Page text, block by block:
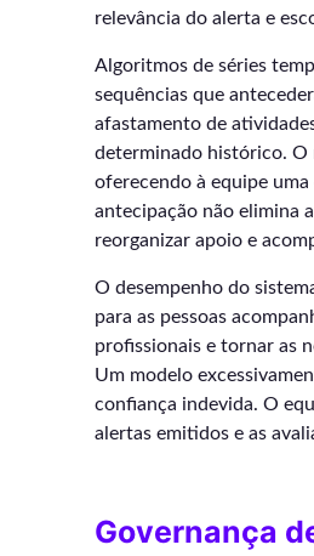
relevância do alerta e
Algoritmos de séries
sequências que
afastamento de
determinado histórico. O
oferecendo à equipe
antecipação não elimina
reorganizar apoio e
O desempenho do
para as pessoas
profissionais e tornar as
Um modelo
confiança indevida. O
alertas emitidos e as
Governança